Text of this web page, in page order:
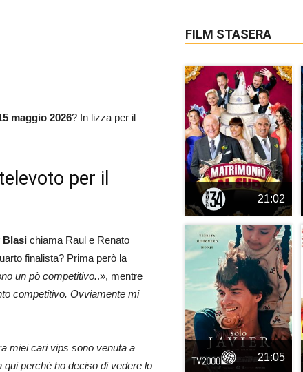
maggio 2026? In lizza per il
per il
Blasi chiama Raul e Renato
finalista? Prima però la
un pò competitivo..», mentre
competitivo. Ovviamente mi
miei cari vips sono venuta a
perchè ho deciso di vedere lo
FILM STASERA
21:02
21:05